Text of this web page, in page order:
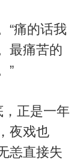
“痛的话我
最痛苦的
”
，正是一年
夜戏也
恙直接失